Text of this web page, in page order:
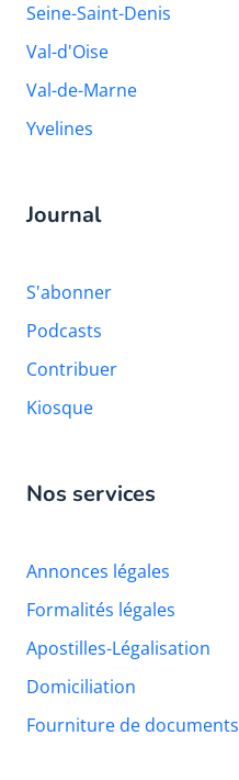
Seine-Saint-Denis
Val-d'Oise
Val-de-Marne
Yvelines
Journal
S'abonner
Podcasts
Contribuer
Kiosque
Nos services
Annonces légales
Formalités légales
Apostilles-Légalisation
Domiciliation
Fourniture de documents